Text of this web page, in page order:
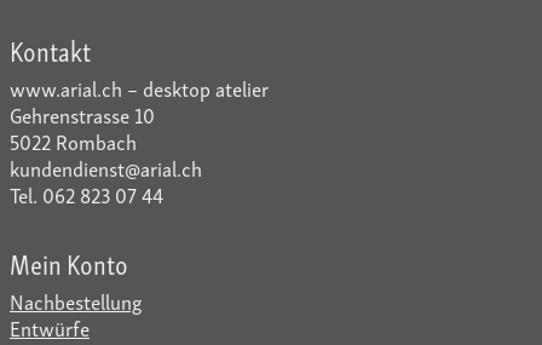
Kontakt
www.arial.ch – desktop atelier
Gehrenstrasse 10
5022 Rombach
kundendienst@arial.ch
Tel. 062 823 07 44
Mein Konto
Nachbestellung
Entwürfe